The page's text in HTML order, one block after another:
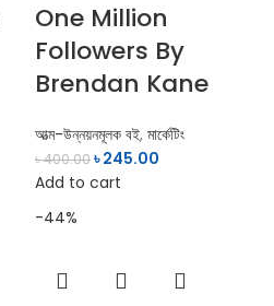
One Million
Followers By
Brendan Kane
আত্ম-উন্নয়নমূলক বই, মার্কেটিং
৳400.00৳245.00
Add to cart
-44%